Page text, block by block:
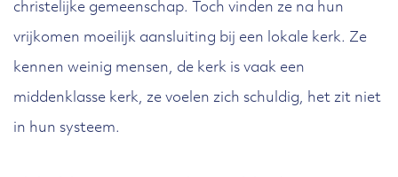
christelijke gemeenschap. Toch vinden ze na hun
vrijkomen moeilijk aansluiting bij een lokale kerk. Ze
kennen weinig mensen, de kerk is vaak een
middenklasse kerk, ze voelen zich schuldig, het zit niet
in hun systeem.